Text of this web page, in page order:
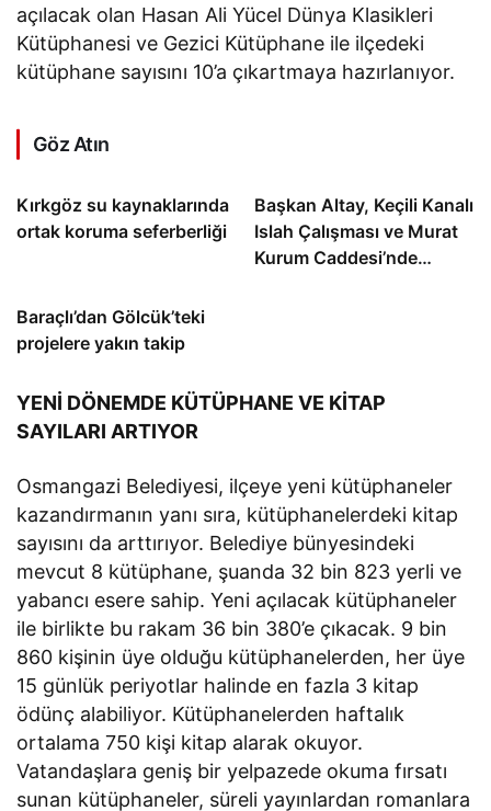
açılacak olan Hasan Ali Yücel Dünya Klasikleri
Kütüphanesi ve Gezici Kütüphane ile ilçedeki
kütüphane sayısını 10’a çıkartmaya hazırlanıyor.
Göz Atın
Kırkgöz su kaynaklarında
ortak koruma seferberliği
Başkan Altay, Keçili Kanalı
Islah Çalışması ve Murat
Kurum Caddesi’nde
Baraçlı’dan Gölcük’teki
projelere yakın takip
YENİ DÖNEMDE KÜTÜPHANE VE KİTAP
SAYILARI ARTIYOR
Osmangazi Belediyesi, ilçeye yeni kütüphaneler
kazandırmanın yanı sıra, kütüphanelerdeki kitap
sayısını da arttırıyor. Belediye bünyesindeki
mevcut 8 kütüphane, şuanda 32 bin 823 yerli ve
yabancı esere sahip. Yeni açılacak kütüphaneler
ile birlikte bu rakam 36 bin 380’e çıkacak. 9 bin
860 kişinin üye olduğu kütüphanelerden, her üye
15 günlük periyotlar halinde en fazla 3 kitap
ödünç alabiliyor. Kütüphanelerden haftalık
ortalama 750 kişi kitap alarak okuyor.
Vatandaşlara geniş bir yelpazede okuma fırsatı
sunan kütüphaneler, süreli yayınlardan romanlara